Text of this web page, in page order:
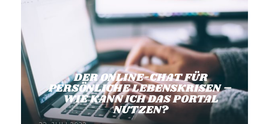
DER ONLINE-CHAT FÜR
PERSÖNLICHE LEBENSKRISEN –
WIE KANN ICH DAS PORTAL
NUTZEN?